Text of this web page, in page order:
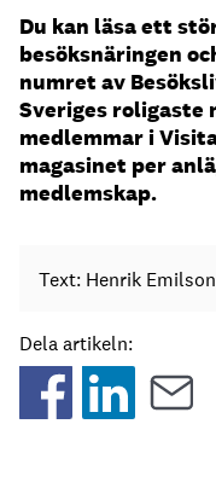
Du kan läsa ett
besöksnäringen
numret av
Sveriges roligaste
medlemmar i
magasinet per
medlemskap.
Text: Henrik Emilson
Dela artikeln: